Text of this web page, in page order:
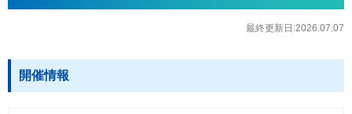
最終更新日:2026.07.07
開催情報